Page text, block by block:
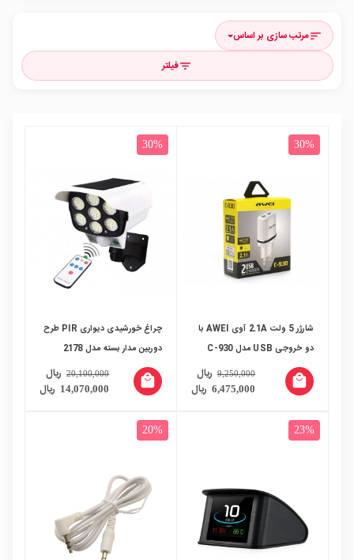
sortمرتب سازی بر اساس
filter_listفیلتر
30%
شارژر 5 ولت 2.1A آوی AWEI با
دو خروجی USB مدل C-930
6,475,000 ریال
9,250,000 ریال local_mall
30%
چراغ خورشیدی دیواری PIR طرح
دوربین مدار بسته مدل 2178
14,070,000 ریال
20,100,000 ریال local_mall
23%
20%